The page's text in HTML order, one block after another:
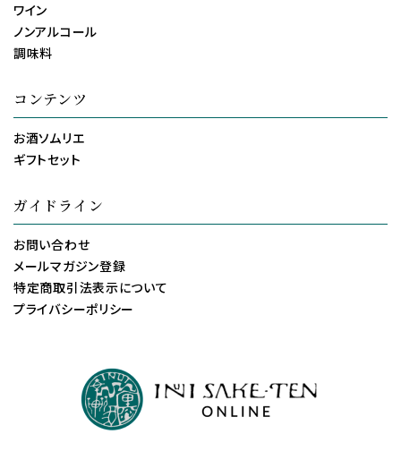
ワイン
ノンアルコール
調味料
コンテンツ
お酒ソムリエ
ギフトセット
ガイドライン
お問い合わせ
メールマガジン登録
特定商取引法表示について
プライバシーポリシー